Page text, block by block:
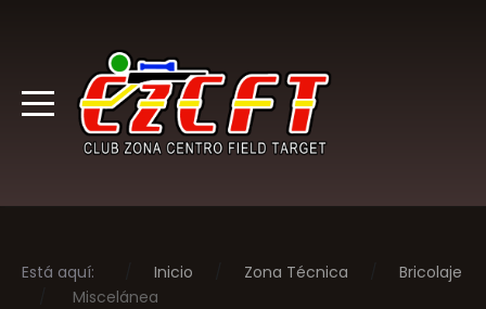
Está aquí: Inicio Zona Técnica
Bricolaje
Miscelánea